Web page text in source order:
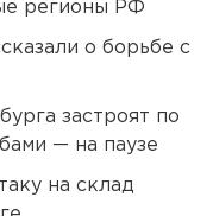
регионы РФ
о борьбе с
застроят по
— на паузе
на склад